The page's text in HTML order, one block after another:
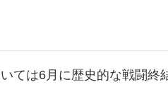
ては6月に歴史的な戦闘